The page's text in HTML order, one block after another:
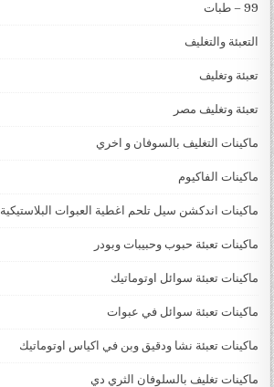
99 – طبات
التعبئة والتغليف
تعبئة وتغليف
تعبئة وتغليف مصر
ماكينات التغليف بالسوفان و اخري
ماكينات الفاكيوم
ماكينات اندكشن سيل تلحم اغطية العبوات البلاستيكية
ماكينات تعبئة حبوب وحبيبات وبودر
ماكينات تعبئة سوائل اوتوماتيك
ماكينات تعبئة سوائل في عبوات
ماكينات تعبئة نشا ودقيق وبن في اكياس اوتوماتيك
ماكينات تغليف بالسلوفان الثري دي